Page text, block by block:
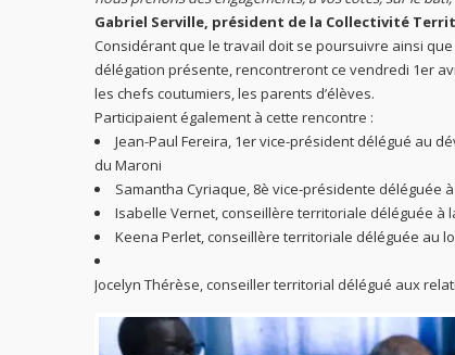
Gabriel Serville, président de la Collectivité
Considérant que le travail doit se poursuivre ainsi
délégation présente, rencontreront ce vendredi 1er
les chefs coutumiers, les parents d’élèves.
Participaient également à cette rencontre :
Jean-Paul Fereira, 1er vice-président délégué au
du Maroni
Samantha Cyriaque, 8è vice-présidente déléguée
Isabelle Vernet, conseillère territoriale déléguée à
Keena Perlet, conseillère territoriale déléguée au
Jocelyn Thérèse, conseiller territorial délégué aux